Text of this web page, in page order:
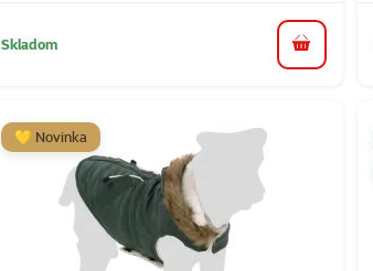
Skladom do košíka
💛 Novinka